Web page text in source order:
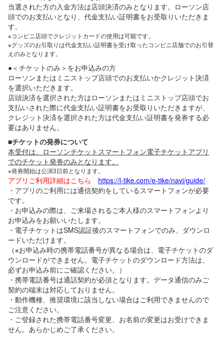
当選された方の入金方法は店頭決済のみとなります。ローソン店
頭でのお支払いとなり、代金支払い証明書をお受取りいただきま
す。
※コンビニ店頭でクレジットカードの使用は可能です。
※グッズのお引取りは代金支払い証明書を受け取ったコンビニ店舗でのお引替
えのみとなります。
●＜チケットのみ＞をお申込みの方
ローソンまたはミニストップ店頭でのお支払いかクレジット決済
を選択いただきます。
店頭決済を選択された方はローソンまたはミニストップ店頭でお
支払いされた際に代金支払い証明書をお受取りいただきますが、
クレジット決済を選択された方は代金支払い証明書を発券する必
要はありません。
■チケットの発券について
本受付は、ローソンチケットスマートフォン電子チケットアプリ
でのチケット発券のみとなります。
※発券開始は公演3日前となります。
アプリご利用詳細はこちら
https://l-tike.com/e-tike/navi/guide/
・アプリのご利用には通信契約をしているスマートフォンが必要
です。
・お申込みの際は、ご来場されるご本人様のスマートフォンより
お申込みをお願いいたします。
・電子チケットはSMS認証後のスマートフォンでのみ、ダウンロ
ードいただけます。
（※お申込み時の携帯電話番号が異なる場合は、電子チケットのダ
ウンロードができません。電子チケットのダウンロード方法は、
必ずお申込み前にご確認ください。）
・携帯電話番号は通話契約が必須となります。データ通信のみご
契約の端末は対応しておりません。
・動作機種、推奨環境に該当しない場合はご利用できませんので
ご注意ください。
・ご登録された携帯電話番号変更、お名前の変更はお受けできま
せん。あらかじめご了承ください。